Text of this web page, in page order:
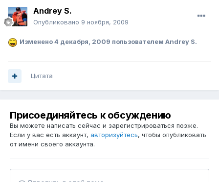
Andrey S.
Опубликовано 9 ноября, 2009
Изменено4 декабря, 2009 пользователем Andrey S.
Цитата
Присоединяйтесь к обсуждению
Вы можете написать сейчас и зарегистрироваться позже.
Если у вас есть аккаунт, авторизуйтесь, чтобы опубликовать
от имени своего аккаунта.